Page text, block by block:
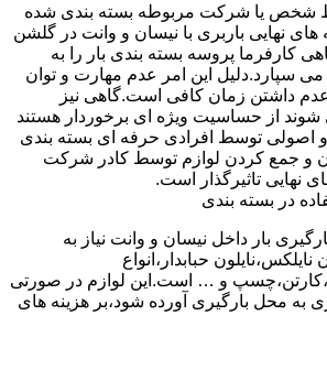
شخص یا شرکت مربوطه بسته بندی شده
های نهایی باربری با نیسان و وانت در گلشن
کارفرما پروسه بسته بندی بار را به
می سپارد.دلیل این امر عدم مهارت و توان
داشتن زمان کافی است.گاهی نیز
شوند از حساسیت ویژه ای برخوردار هستند
و اصولی توسط افرادی حرفه ای بسته بندی
و جمع کردن لوازم توسط کادر شرکت
نهایی تاثیرگذار است.
در بسته بندی
بار داخل نیسان و وانت نیاز به
حبابدار،انواع
و … است.این لوازم در صورتی
محل بارگیری آورده شود،بر هزینه های